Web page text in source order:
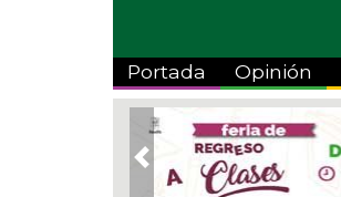
Portada Opinión
Previous